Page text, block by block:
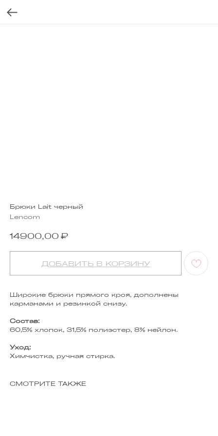
Брюки Lait черный
Lencom
14900,00 ₽
ДОБАВИТЬ В КОРЗИНУ
Широкие брюки прямого кроя, дополнены
карманами и резинкой снизу.
Состав:
60,5% хлопок, 31,5% полиэстер, 8% нейлон.
Уход:
Химчистка, ручная стирка.
СМОТРИТЕ ТАКЖЕ